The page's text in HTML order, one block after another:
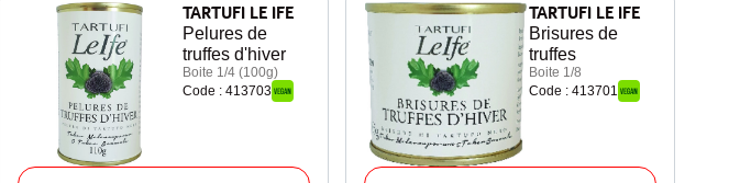
TARTUFI LE IFE
Pelures de
truffes d'hiver
Boite 1/4 (100g)
Code : 413703
TARTUFI LE IFE
Brisures de
truffes
Boite 1/8
Code : 413701